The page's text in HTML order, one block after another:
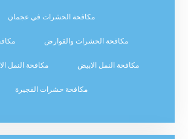
مكافحة الحشرات في عجمان
مكافحة الحشرات والقوارض
مكافحة النمل الابيض مكافحة النمل
مكافحة حشرات الفجيرة